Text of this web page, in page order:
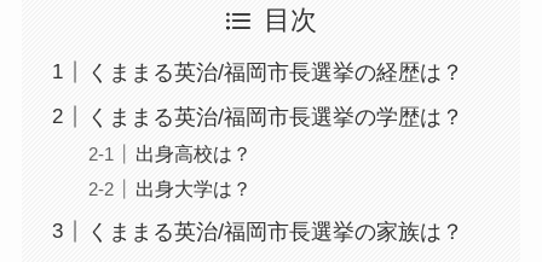
目次
くままる英治/福岡市長選挙の経歴は？
くままる英治/福岡市長選挙の学歴は？
出身高校は？
出身大学は？
くままる英治/福岡市長選挙の家族は？